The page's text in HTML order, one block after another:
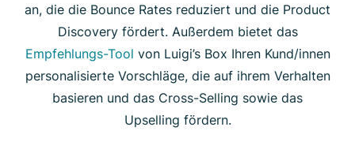
an, die die Bounce Rates reduziert und die Product
Discovery fördert. Außerdem bietet das
Empfehlungs-Tool von Luigi’s Box Ihren Kund/innen
personalisierte Vorschläge, die auf ihrem Verhalten
basieren und das Cross-Selling sowie das
Upselling fördern.